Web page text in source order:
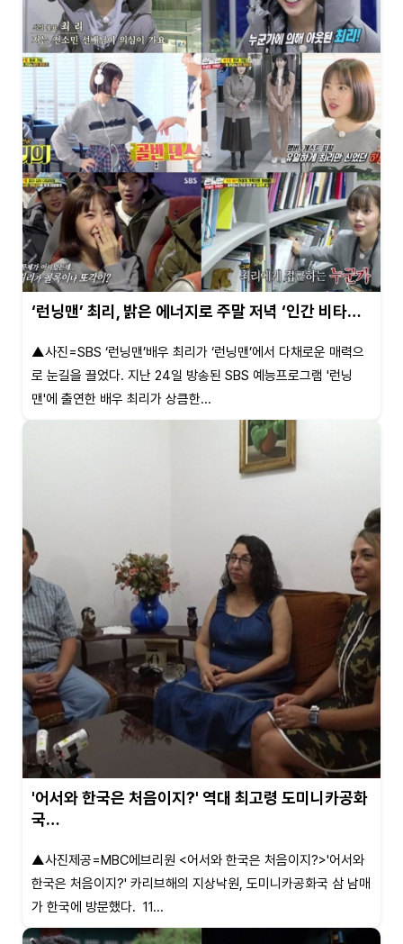
‘런닝맨’ 최리, 밝은 에너지로 주말 저녁 ‘인간 비타…
▲사진=SBS ‘런닝맨’배우 최리가 ‘런닝맨’에서 다채로운 매력으
로 눈길을 끌었다. 지난 24일 방송된 SBS 예능프로그램 '런닝
맨'에 출연한 배우 최리가 상큼한...
'어서와 한국은 처음이지?' 역대 최고령 도미니카공화
국…
▲사진제공=MBC에브리원 <어서와 한국은 처음이지?>'어서와
한국은 처음이지?' 카리브해의 지상낙원, 도미니카공화국 삼 남매
가 한국에 방문했다. 11...